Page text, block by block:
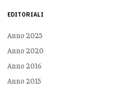
EDITORIALI
Anno 2025
Anno 2020
Anno 2016
Anno 2015